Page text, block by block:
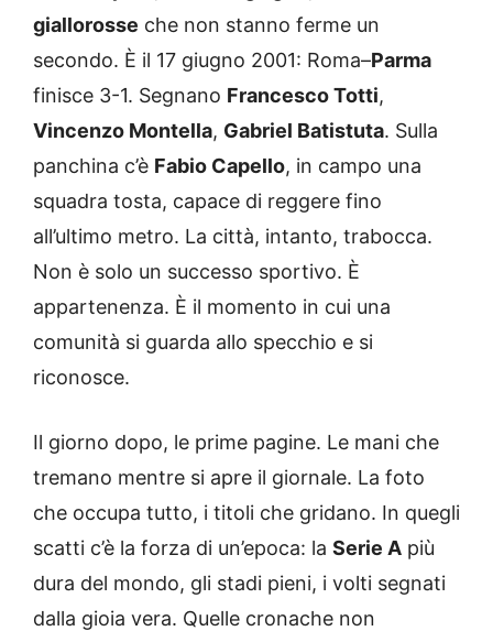
giallorosse che non stanno ferme un
secondo. È il 17 giugno 2001: Roma–Parma
finisce 3-1. Segnano Francesco Totti,
Vincenzo Montella, Gabriel Batistuta. Sulla
panchina c’è Fabio Capello, in campo una
squadra tosta, capace di reggere fino
all’ultimo metro. La città, intanto, trabocca.
Non è solo un successo sportivo. È
appartenenza. È il momento in cui una
comunità si guarda allo specchio e si
riconosce.
Il giorno dopo, le prime pagine. Le mani che
tremano mentre si apre il giornale. La foto
che occupa tutto, i titoli che gridano. In quegli
scatti c’è la forza di un’epoca: la Serie A più
dura del mondo, gli stadi pieni, i volti segnati
dalla gioia vera. Quelle cronache non